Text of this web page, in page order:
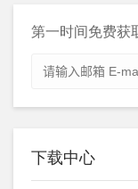
第一时间免费获
下载中心